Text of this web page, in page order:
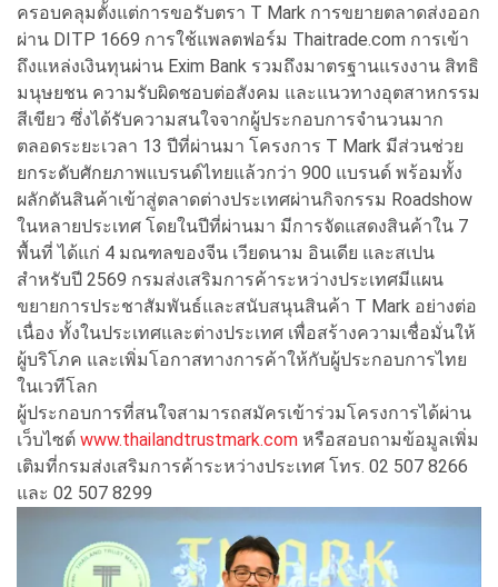
ครอบคลุมตั้งแต่การขอรับตรา T Mark การขยายตลาดส่งออก
ผ่าน DITP 1669 การใช้แพลตฟอร์ม Thaitrade.com การเข้า
ถึงแหล่งเงินทุนผ่าน Exim Bank รวมถึงมาตรฐานแรงงาน สิทธิ
มนุษยชน ความรับผิดชอบต่อสังคม และแนวทางอุตสาหกรรม
สีเขียว ซึ่งได้รับความสนใจจากผู้ประกอบการจำนวนมาก
ตลอดระยะเวลา 13 ปีที่ผ่านมา โครงการ T Mark มีส่วนช่วย
ยกระดับศักยภาพแบรนด์ไทยแล้วกว่า 900 แบรนด์ พร้อมทั้ง
ผลักดันสินค้าเข้าสู่ตลาดต่างประเทศผ่านกิจกรรม Roadshow
ในหลายประเทศ โดยในปีที่ผ่านมา มีการจัดแสดงสินค้าใน 7
พื้นที่ ได้แก่ 4 มณฑลของจีน เวียดนาม อินเดีย และสเปน
สำหรับปี 2569 กรมส่งเสริมการค้าระหว่างประเทศมีแผน
ขยายการประชาสัมพันธ์และสนับสนุนสินค้า T Mark อย่างต่อ
เนื่อง ทั้งในประเทศและต่างประเทศ เพื่อสร้างความเชื่อมั่นให้
ผู้บริโภค และเพิ่มโอกาสทางการค้าให้กับผู้ประกอบการไทย
ในเวทีโลก
ผู้ประกอบการที่สนใจสามารถสมัครเข้าร่วมโครงการได้ผ่าน
เว็บไซต์ www.thailandtrustmark.com หรือสอบถามข้อมูลเพิ่ม
เติมที่กรมส่งเสริมการค้าระหว่างประเทศ โทร. 02 507 8266
และ 02 507 8299